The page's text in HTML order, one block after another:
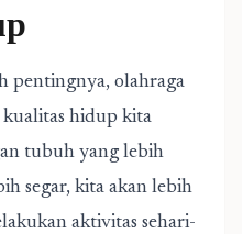
pentingnya, olahraga
hidup kita
tubuh yang lebih
segar, kita akan lebih
aktivitas sehari-